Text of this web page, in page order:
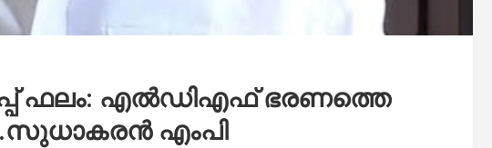
ഫലം: എല്‍ഡിഎഫ് ഭരണത്തെ
എംപി